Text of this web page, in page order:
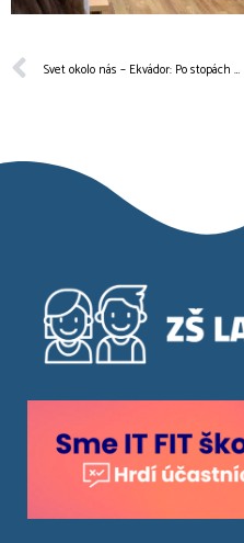
Svet okolo nás – Ekvádor: Po stopách evolúcie